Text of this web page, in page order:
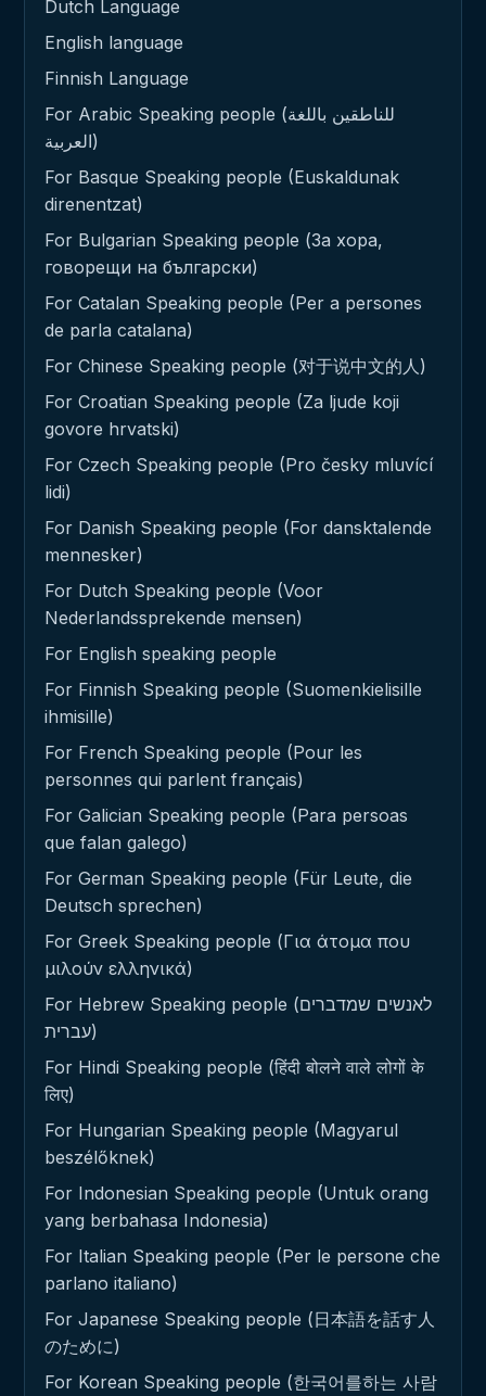
Dutch Language
English language
Finnish Language
For Arabic Speaking people (للناطقين باللغة
العربية)
For Basque Speaking people (Euskaldunak
direnentzat)
For Bulgarian Speaking people (За хора,
говорещи на български)
For Catalan Speaking people (Per a persones
de parla catalana)
For Chinese Speaking people (对于说中文的人)
For Croatian Speaking people (Za ljude koji
govore hrvatski)
For Czech Speaking people (Pro česky mluvící
lidi)
For Danish Speaking people (For dansktalende
mennesker)
For Dutch Speaking people (Voor
Nederlandssprekende mensen)
For English speaking people
For Finnish Speaking people (Suomenkielisille
ihmisille)
For French Speaking people (Pour les
personnes qui parlent français)
For Galician Speaking people (Para persoas
que falan galego)
For German Speaking people (Für Leute, die
Deutsch sprechen)
For Greek Speaking people (Για άτομα που
μιλούν ελληνικά)
For Hebrew Speaking people (לאנשים שמדברים
עברית)
For Hindi Speaking people (हिंदी बोलने वाले लोगों के
लिए)
For Hungarian Speaking people (Magyarul
beszélőknek)
For Indonesian Speaking people (Untuk orang
yang berbahasa Indonesia)
For Italian Speaking people (Per le persone che
parlano italiano)
For Japanese Speaking people (日本語を話す人
のために)
For Korean Speaking people (한국어를하는 사람